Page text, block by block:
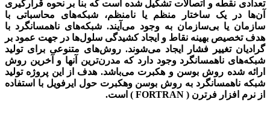
تعدادی نقطه و اتصالات تشکیل شده است که بنا بر نحوه قرارگیری
آن‌ها در یک ساختار منظم یا نامنظم، شبکه‌های محاسباتی با
سازمان یا بی‌سازمان به وجود می‌آیند. شبکه‌های ناهمسانگرد با
هدف تخصیص بهینه نقاط و ایجاد کشیدگی سلول‌ها در جهت عمود بر
گرادیان تغییر فشار ایجاد می‌شوند. روش‌های متنوعی برای تولید
شبکه‌های ناهمسانگرد وجود دارد که مدرن‌ترین آنها و آخرین روش
ارائه شده روش بوسن و هکبرت می‌باشد. هدف از این پروژه تولید
شبکه ناهمسانگرد به روش بوسن وهکبرت حول ایرفویل با استفاده
از نرم افزار فرترن ( FORTRAN ) است.